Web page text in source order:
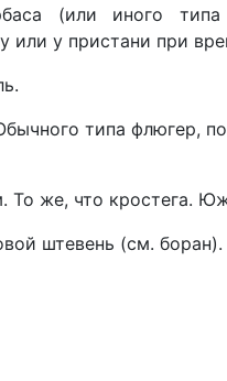
(или иного типа
или у пристани при
типа флюгер,
То же, что кростега.
штевень (см.